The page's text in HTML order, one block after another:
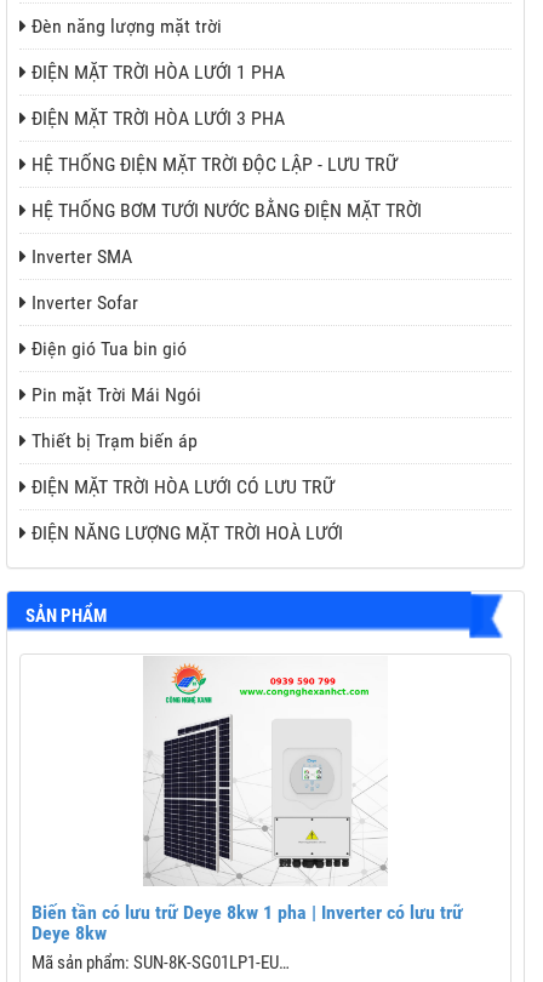
Đèn năng lượng mặt trời
ĐIỆN MẶT TRỜI HÒA LƯỚI 1 PHA
ĐIỆN MẶT TRỜI HÒA LƯỚI 3 PHA
HỆ THỐNG ĐIỆN MẶT TRỜI ĐỘC LẬP - LƯU TRỮ
HỆ THỐNG BƠM TƯỚI NƯỚC BẰNG ĐIỆN MẶT TRỜI
Inverter SMA
Inverter Sofar
Điện gió Tua bin gió
Pin mặt Trời Mái Ngói
Thiết bị Trạm biến áp
ĐIỆN MẶT TRỜI HÒA LƯỚI CÓ LƯU TRỮ
ĐIỆN NĂNG LƯỢNG MẶT TRỜI HOÀ LƯỚI
SẢN PHẨM
Biến tần có lưu trữ Deye 8kw 1 pha | Inverter có lưu trữ
Deye 8kw
Mã sản phẩm: SUN-8K-SG01LP1-EU